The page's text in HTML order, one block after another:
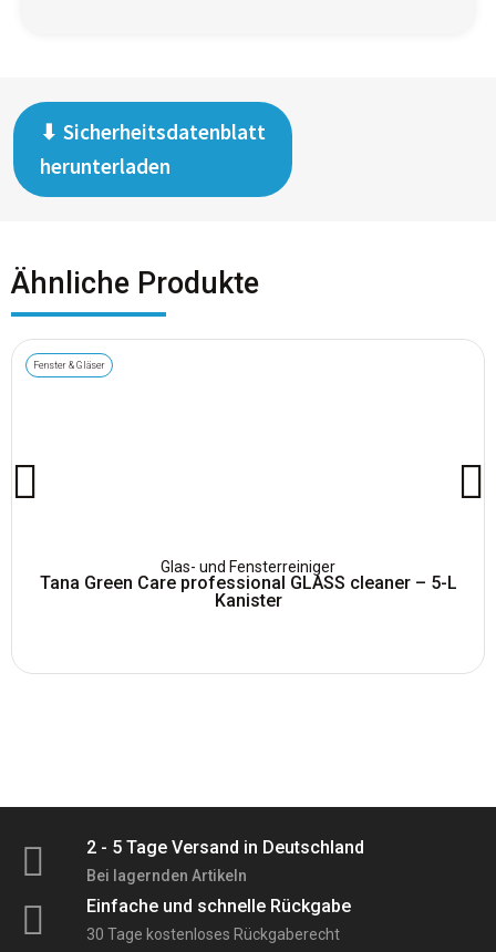
Sicherheitsdatenblatt
herunterladen
Ähnliche Produkte
Fenster & Gläser
Glas- und Fensterreiniger
Tana Green Care professional GLASS cleaner – 5-L
Kanister
2 - 5 Tage Versand in Deutschland
Bei lagernden Artikeln
Einfache und schnelle Rückgabe
30 Tage kostenloses Rückgaberecht